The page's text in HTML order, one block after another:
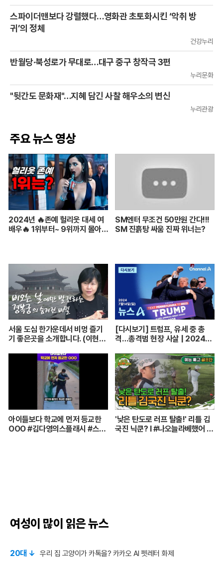
스파이더맨보다 강렬했다…영화관 초토화시킨 ‘악취 방
귀’의 정체
건강누리
반월당·북성로가 무대로…대구 중구 창작극 3편
누리문화
"뒷간도 문화재"…지혜 담긴 사찰 해우소의 변신
누리관광
주요 뉴스 영상
2024년 🔥존예 헐리웃 대세 여
배우🔥 1위부터~ 9위까지 몰아보
SM엔터 무조건 50만원 간다!!!
SM 진흙탕 싸움 진짜 위너는?
서울 도심 한가운데서 비멍 즐기
기 좋은곳을 소개합니다. (이현주
길] 240705(금)
[다시보기] 트럼프, 유세 중 총
격…총격범 현장 사살 | 2024년
아이들보다 학교에 먼저 등교한
OOO #김다영의스플래시 #스브
'낮은 탄도로 러프 탈출!' 리틀 김
국진 닉쿤? I #나오늘라베했어 E
여성이 많이 읽은 뉴스
20대 ↓ 우리 집 고양이가 카톡을? 카카오 AI 펫레터 화제